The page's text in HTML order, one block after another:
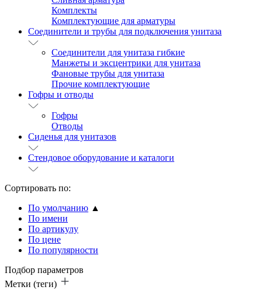
Комплекты
Комплектующие для арматуры
Соединители и трубы для подключения унитаза
Соединители для унитаза гибкие
Манжеты и эксцентрики для унитаза
Фановые трубы для унитаза
Прочие комплектующие
Гофры и отводы
Гофры
Отводы
Сиденья для унитазов
Стендовое оборудование и каталоги
Сортировать по:
По умолчанию ▲
По имени
По артикулу
По цене
По популярности
Подбор параметров
Метки (теги)